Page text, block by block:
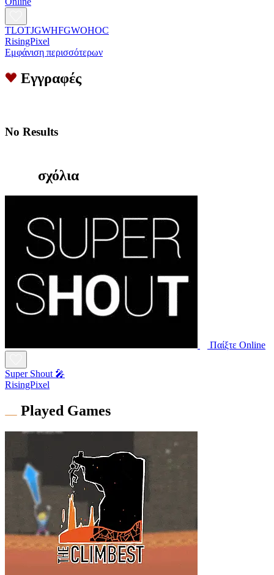
TLOTJGWHFGWOHOC
RisingPixel
Εμφάνιση περισσότερων
Εγγραφές
No Results
σχόλια
Παίξτε Online
Super Shout 🎤
RisingPixel
Played Games